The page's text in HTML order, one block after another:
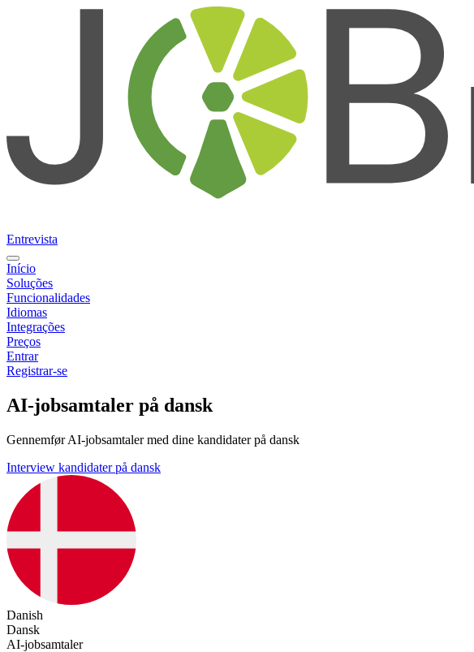
Entrevista
Início
Soluções
Funcionalidades
Idiomas
Integrações
Preços
Entrar
Registrar-se
AI-jobsamtaler på dansk
Gennemfør AI-jobsamtaler med dine kandidater på dansk
Interview kandidater på dansk
Danish
Dansk
AI-jobsamtaler